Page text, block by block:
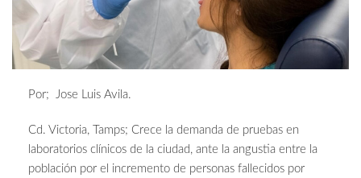
Por; Jose Luis Avila.
Cd. Victoria, Tamps; Crece la demanda de pruebas en
laboratorios clínicos de la ciudad, ante la angustia entre la
población por el incremento de personas fallecidos por